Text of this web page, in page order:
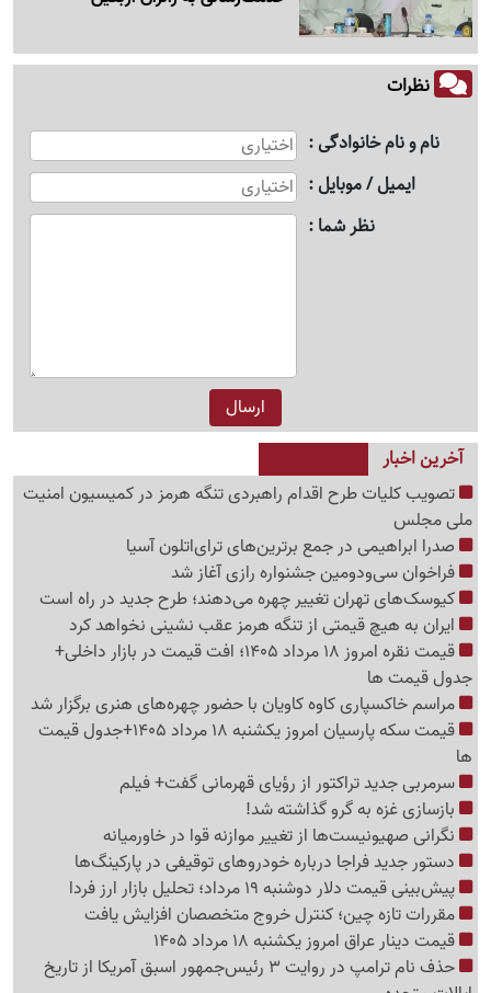
نظرات
نام و نام خانوادگی
ایمیل / موبایل
نظر شما
آخرین اخبار
تصویب کلیات طرح اقدام راهبردی تنگه هرمز در کمیسیون امنیت
ملی مجلس
صدرا ابراهیمی در جمع برترین‌های ترای‌اتلون آسیا
فراخوان سی‌ودومین جشنواره رازی آغاز شد
کیوسک‌های تهران تغییر چهره می‌دهند؛ طرح جدید در راه است
ایران به هیچ قیمتی از تنگه هرمز عقب نشینی نخواهد کرد
قیمت نقره امروز 18 مرداد 1405؛ افت قیمت در بازار داخلی+
جدول قیمت ها
مراسم خاکسپاری کاوه کاویان با حضور چهره‌های هنری برگزار شد
قیمت سکه پارسیان امروز یکشنبه 18 مرداد 1405+جدول قیمت
ها
سرمربی جدید تراکتور از رؤیای قهرمانی گفت+ فیلم
بازسازی غزه به گرو گذاشته شد!
نگرانی صهیونیست‌ها از تغییر موازنه قوا در خاورمیانه
دستور جدید فراجا درباره خودروهای توقیفی در پارکینگ‌ها
پیش‌بینی قیمت دلار دوشنبه 19 مرداد؛ تحلیل بازار ارز فردا
مقررات تازه چین؛ کنترل خروج متخصصان افزایش یافت
قیمت دینار عراق امروز یکشنبه 18 مرداد 1405
حذف نام ترامپ در روایت 3 رئیس‌جمهور اسبق آمریکا از تاریخ